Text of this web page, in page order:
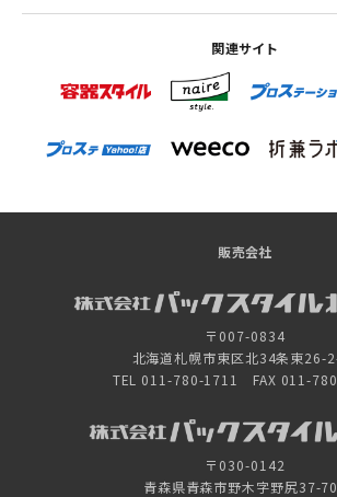
関連サイト
販売会社
〒007-0834
北海道札幌市東区北34条東26-
TEL 011-780-1711 FAX 011-
〒030-0142
青森県青森市野木字野尻37-